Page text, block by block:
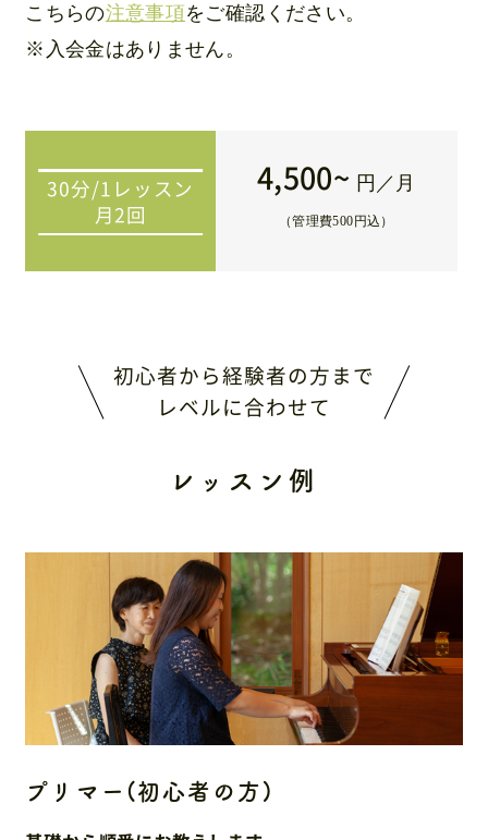
こちらの注意事項をご確認ください。
※入会金はありません。
30分/1レッスン
月2回
4,500~ 円／月
（管理費500円込）
初心者から経験者の方まで
レベルに合わせて
レッスン例
プリマー(初心者の方)